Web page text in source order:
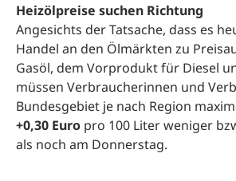
Heizölpreise suchen Richtung
Angesichts der Tatsache, dass es
Handel an den Ölmärkten zu
Gasöl, dem Vorprodukt für Diesel
müssen Verbraucherinnen und
Bundesgebiet je nach Region
+0,30 Euro pro 100 Liter weniger
als noch am Donnerstag.